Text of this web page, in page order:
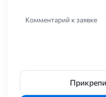
Комментарий к заявке